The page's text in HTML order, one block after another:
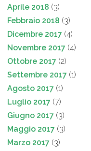
Aprile 2018 (3)
Febbraio 2018 (3)
Dicembre 2017 (4)
Novembre 2017 (4)
Ottobre 2017 (2)
Settembre 2017 (1)
Agosto 2017 (1)
Luglio 2017 (7)
Giugno 2017 (3)
Maggio 2017 (3)
Marzo 2017 (3)